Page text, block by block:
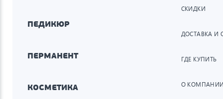
ПЕДИКЮР
ПЕРМАНЕНТ
КОСМЕТИКА
СКИДКИ
ДОСТАВКА И
ГДЕ КУПИТЬ
О КОМПАНИИ